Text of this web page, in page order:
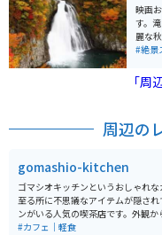
映画
す。
麗な
ので
いで
す。
#絶景
「
周辺の
gomashio-kitchen
ゴマシオキッチンというおしゃれ
至る所に不思議なアイテムが隠さ
ンがいる人気の喫茶店です。外観
事まで全てにこだわりがあるお店は
#カフェ｜軽食